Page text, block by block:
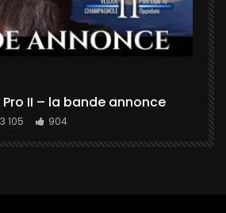
II – la bande annonce
3 105 904